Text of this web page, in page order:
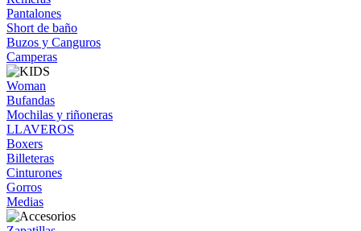
Pantalones
Short de baño
Buzos y Canguros
Camperas
Woman
Bufandas
Mochilas y riñoneras
LLAVEROS
Boxers
Billeteras
Cinturones
Gorros
Medias